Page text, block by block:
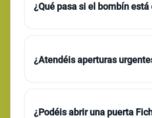
¿Qué pasa si el bombín está
¿Atendéis aperturas
¿Podéis abrir una puerta